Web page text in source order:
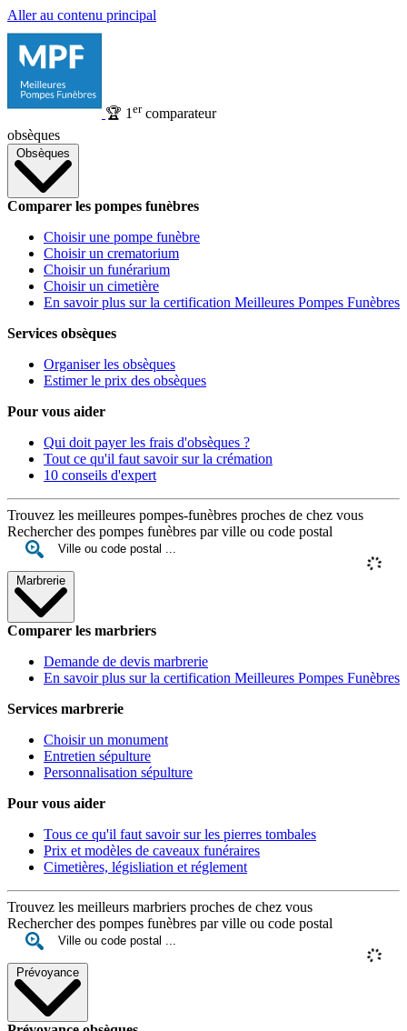
Aller au contenu principal
🏆 1 ercomparateur
obsèques
Obsèques
Comparer les pompes funèbres
Choisir une pompe funèbre
Choisir un crematorium
Choisir un funérarium
Choisir un cimetière
En savoir plus sur la certification Meilleures Pompes Funèbres
Services obsèques
Organiser les obsèques
Estimer le prix des obsèques
Pour vous aider
Qui doit payer les frais d'obsèques ?
Tout ce qu'il faut savoir sur la crémation
10 conseils d'expert
Trouvez les meilleures pompes-funèbres proches de chez vous
Rechercher des pompes funèbres par ville ou code postal
Marbrerie
Comparer les marbriers
Demande de devis marbrerie
En savoir plus sur la certification Meilleures Pompes Funèbres
Services marbrerie
Choisir un monument
Entretien sépulture
Personnalisation sépulture
Pour vous aider
Tous ce qu'il faut savoir sur les pierres tombales
Prix et modèles de caveaux funéraires
Cimetières, législiation et réglement
Trouvez les meilleurs marbriers proches de chez vous
Rechercher des pompes funèbres par ville ou code postal
Prévoyance